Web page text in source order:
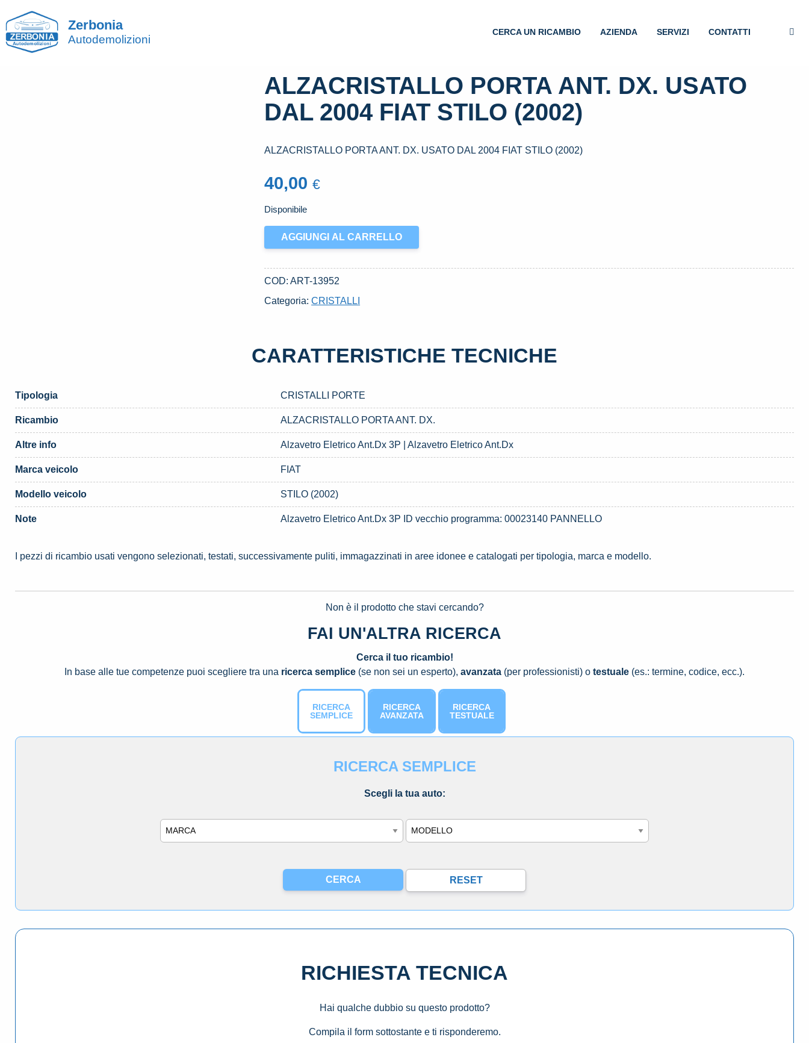
Zerbonia
Autodemolizioni
CERCA UN RICAMBIO AZIENDA SERVIZI CONTATTI
ALZACRISTALLO PORTA ANT. DX. USATO
DAL 2004 FIAT STILO (2002)
ALZACRISTALLO PORTA ANT. DX. USATO DAL 2004 FIAT STILO (2002)
40,00€
Disponibile
ALZACRISTALLO
PORTA
DX.
STILO
AGGIUNGI AL CARRELLO
COD:ART-13952
Categoria:CRISTALLI
CARATTERISTICHE TECNICHE
Tipologia CRISTALLI PORTE
Ricambio ALZACRISTALLO PORTA ANT. DX.
Altre info Alzavetro Eletrico Ant.Dx 3P | Alzavetro Eletrico Ant.Dx
Marca veicolo FIAT
Modello veicolo STILO (2002)
Note Alzavetro Eletrico Ant.Dx 3P ID vecchio programma: 00023140 PANNELLO
I pezzi di ricambio usati vengono selezionati, testati, successivamente puliti, immagazzinati in aree idonee e catalogati per tipologia, marca e modello.
Non è il prodotto che stavi cercando?
FAI UN'ALTRA RICERCA
Cerca il tuo ricambio!
In base alle tue competenze puoi scegliere tra una ricerca semplice (se non sei un esperto), avanzata (per professionisti) o testuale (es.: termine, codice, ecc.).
RICERCA
SEMPLICE
RICERCA
AVANZATA
RICERCA
TESTUALE
RICERCA SEMPLICE
Scegli la tua auto:
Marca Modello
RICHIESTA TECNICA
Hai qualche dubbio su questo prodotto?
Compila il form sottostante e ti risponderemo.